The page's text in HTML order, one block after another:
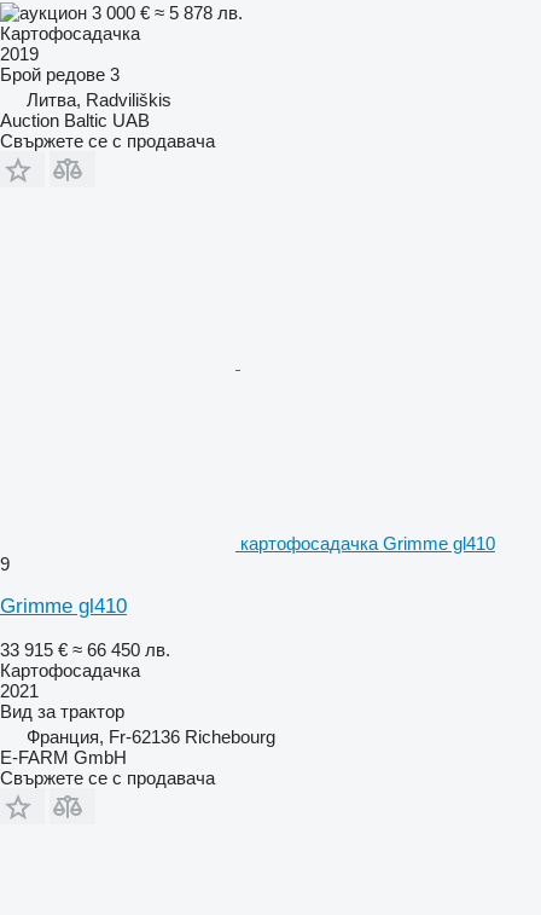
3 000 € ≈ 5 878 лв.
Картофосадачка
2019
Брой редове 3
Литва, Radviliškis
Auction Baltic UAB
Свържете се с продавача
картофосадачка Grimme gl410
9
Grimme gl410
33 915 € ≈ 66 450 лв.
Картофосадачка
2021
Вид за трактор
Франция, Fr-62136 Richebourg
E-FARM GmbH
Свържете се с продавача